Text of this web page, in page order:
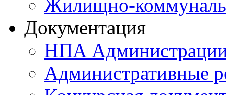
Жилищно-
Документация
НПА
Административные